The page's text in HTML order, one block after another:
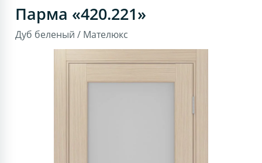
Парма «420.221»
Дуб беленый / Мателюкс